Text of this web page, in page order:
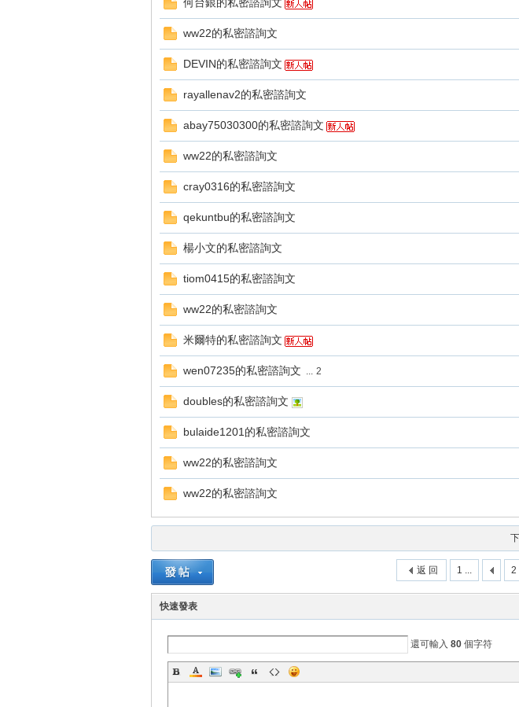
ww22的私密諮詢文
DEVIN的私密諮詢文
rayallenav2的私密諮詢文
abay75030300的私密諮詢文
ww22的私密諮詢文
cray0316的私密諮詢文
qekuntbu的私密諮詢文
楊小文的私密諮詢文
tiom0415的私密諮詢文
ww22的私密諮詢文
米爾特的私密諮詢文
wen07235的私密諮詢文 ... 2
doubles的私密諮詢文
bulaide1201的私密諮詢文
ww22的私密諮詢文
ww22的私密諮詢文
1 ... 2
返 回
快速發表
還可輸入 80 個字符